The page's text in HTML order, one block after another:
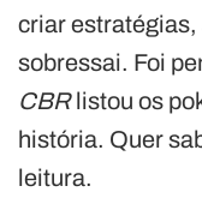
criar estratégias,
sobressai. Foi
CBRlistou os
história. Quer
leitura.